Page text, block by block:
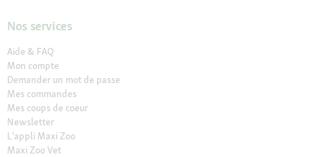
Nos services
Aide & FAQ
Mon compte
Demander un mot de passe
Mes commandes
Mes coups de coeur
Newsletter
L'appli Maxi Zoo
Maxi Zoo Vet